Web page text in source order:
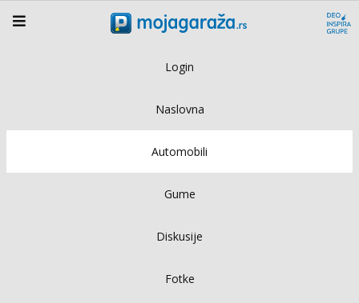
Login
Naslovna
Automobili
Gume
Diskusije
Fotke